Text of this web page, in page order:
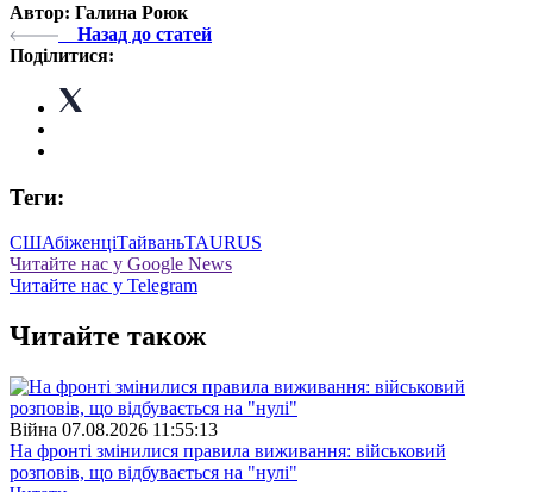
Автор: Галина Роюк
Назад до статей
Поділитися:
Теги:
СШАбіженціТайваньTAURUS
Читайте нас у Google News
Читайте нас у Telegram
Читайте також
Війна 07.08.2026 11:55:13
На фронті змінилися правила виживання: військовий
розповів, що відбувається на "нулі"